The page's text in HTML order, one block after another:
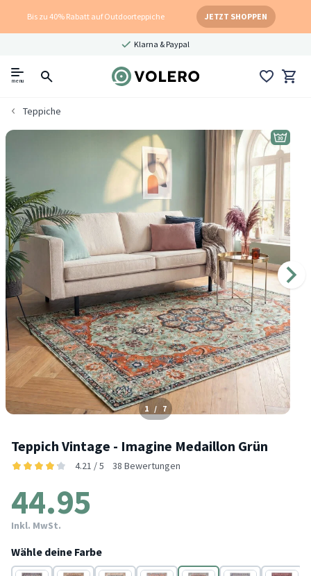
Bis zu 40% Rabatt auf Outdoorteppiche JETZT SHOPPEN
Klarna & Paypal
menu
Teppiche
1 / 7
Teppich Vintage - Imagine Medaillon Grün
4.21 / 5 38 Bewertungen
44.95
Inkl. MwSt.
Wähle deine Farbe